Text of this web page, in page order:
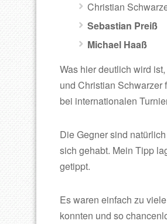
Christian
Sebastian Preiß
Michael Haaß
Was hier deutlich wird
und Christian Schwarzer
bei internationalen
Die Gegner sind
sich gehabt. Mein Tipp
getippt.
Es waren einfach zu
konnten und so